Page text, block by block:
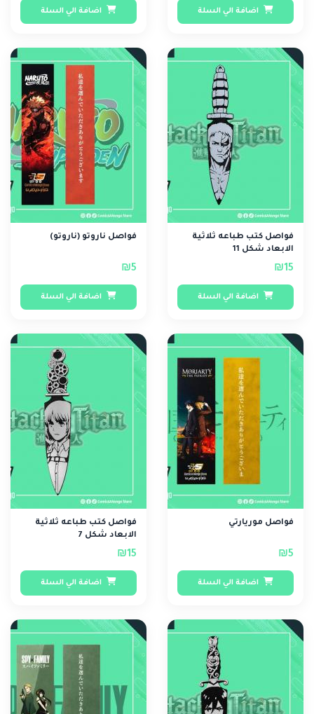
اضافة الي السلة اضافة الي السلة
فواصل كتب طباعه ثلاثية
الابعاد شكل 11
₪15
اضافة الي السلة
فواصل ناروتو (ناروتو)
₪5
اضافة الي السلة
فواصل موريارتي
₪5
اضافة الي السلة
فواصل كتب طباعه ثلاثية
الابعاد شكل 7
₪15
اضافة الي السلة